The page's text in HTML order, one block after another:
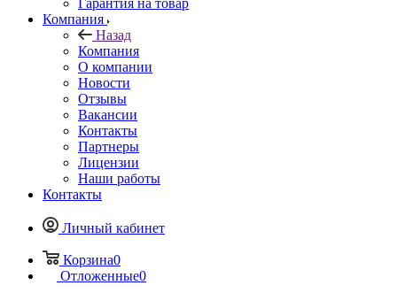
Гарантия на товар
Компания
Назад
Компания
О компании
Новости
Отзывы
Вакансии
Контакты
Партнеры
Лицензии
Наши работы
Контакты
Личный кабинет
Корзина0
Отложенные0